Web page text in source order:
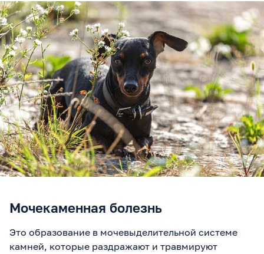
Мочекаменная болезнь
Это образование в мочевыделительной системе
камней, которые раздражают и травмируют